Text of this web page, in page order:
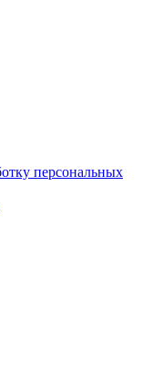
персональных